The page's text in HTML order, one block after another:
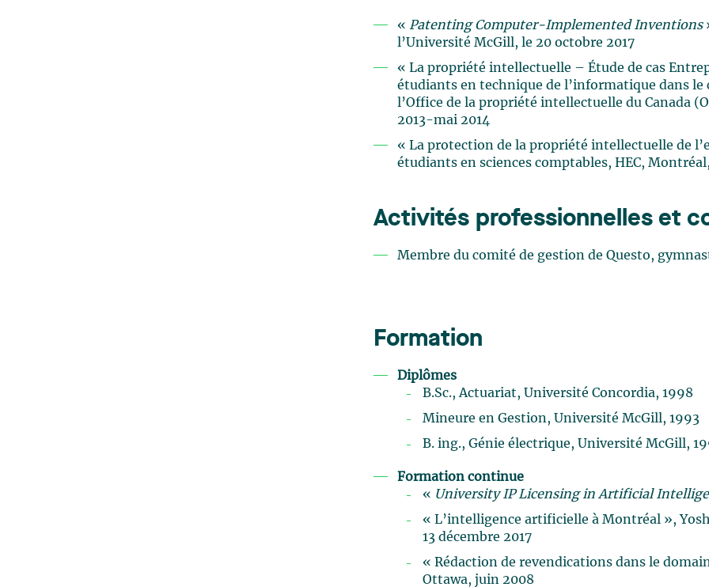
« Patenting Computer-Implemented Inventions
l’Université McGill, le 20 octobre 2017
« La propriété intellectuelle – Étude de cas
étudiants en technique de l’informatique dans le
l’Office de la propriété intellectuelle du Canada
2013-mai 2014
« La protection de la propriété intellectuelle de
étudiants en sciences comptables, HEC,
Activités professionnelles et
Membre du comité de gestion de Questo,
Formation
Diplômes
B.Sc., Actuariat, Université Concordia, 1998
Mineure en Gestion, Université McGill, 1993
B. ing., Génie électrique, Université McGill,
Formation continue
« University IP Licensing in Artificial
« L’intelligence artificielle à Montréal »,
13 décembre 2017
« Rédaction de revendications dans le
Ottawa, juin 2008